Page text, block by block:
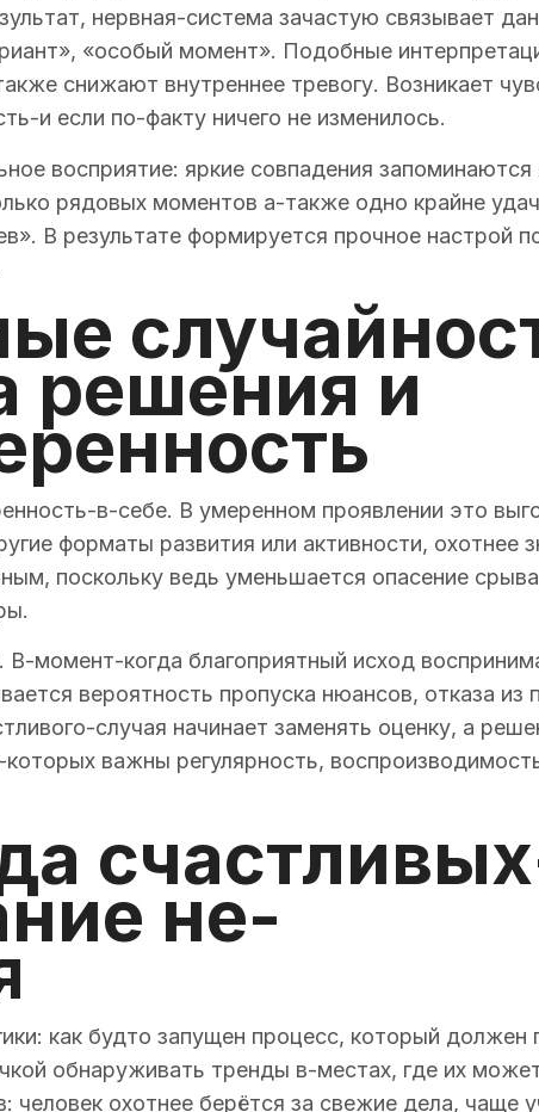
нервная-система зачастую связывает
«особый момент». Подобные
снижают внутреннее тревогу. Возникает
и если по-факту ничего не изменилось.
восприятие: яркие совпадения
рядовых моментов а-также одно крайне
В результате формируется прочное настрой
решения и
в-себе. В умеренном проявлении это
форматы развития или активности, охотнее
поскольку ведь уменьшается опасение
момент-когда благоприятный исход
вероятность пропуска нюансов, отказа из
случая начинает заменять оценку, а
важны регулярность,
не-
как будто запущен процесс, который
обнаруживать тренды в-местах, где их
охотнее берётся за свежие дела, чаще